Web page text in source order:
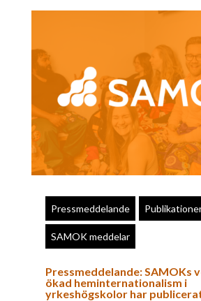
Pressmeddelande
SAMOK meddelar
Pressmeddelande: SAMOKs
ökad heminternationalism i
yrkeshögskolor har